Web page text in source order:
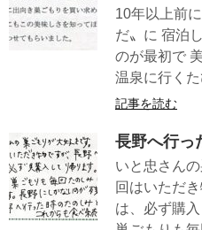
10年以上前
だ〟に 宿泊
のが最初で
温泉に行く
記事を読む
長野へ行っ
いと忠さん
回はいただ
は、必ず購